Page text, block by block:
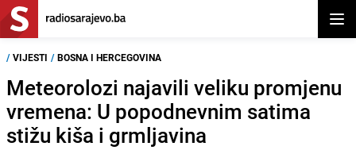
/ VIJESTI / BOSNA I HERCEGOVINA
Meteorolozi najavili veliku promjenu
vremena: U popodnevnim satima
stižu kiša i grmljavina